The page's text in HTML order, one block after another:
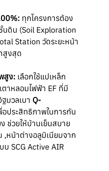
ทุกโครงการต้อง
นดิน (Soil Exploration
Station วัดระยะหน้า
สูงสุด
สูง: เลือกใช้แปเหล็ก
เตาหลอมไฟฟ้า EF ที่มี
มวลเบา Q-
ประสิทธิภาพในการกัน
ช่วยให้บ้านเย็นสบาย
,หน้าต่างอลูมิเนียมจาก
บ SCG Active AIR